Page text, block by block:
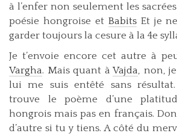
à l’enfer non seulement les
poésie hongroise et BabitsEt je
garder toujours la cesure à la 4e
Je t’envoie encore cet autre à
Vargha. Mais quant à Vajda, non,
lui me suis entêté sans
trouve le poème d’une
hongrois mais pas en français.
d’autre si tu y tiens. A côté du